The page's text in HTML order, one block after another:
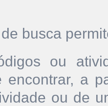
busca
ou
encontrar, a
ou de